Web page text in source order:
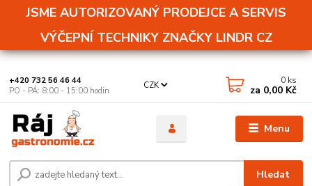
JSME AUTORIZOVANÝ PRODEJCE A SERVIS
VÝČEPNÍ TECHNIKY ZNAČKY LINDR CZ
Menu
CZK
Hledat
+420 732 56 46 44
PO - PÁ: 8:00 - 15:00 hodin
0 ks
za 0,00 Kč